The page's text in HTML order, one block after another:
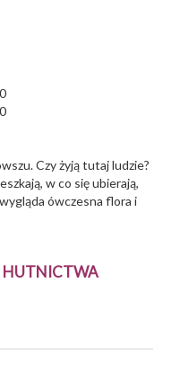
Czy żyją tutaj ludzie?
w co się ubierają,
ówczesna flora i
HUTNICTWA